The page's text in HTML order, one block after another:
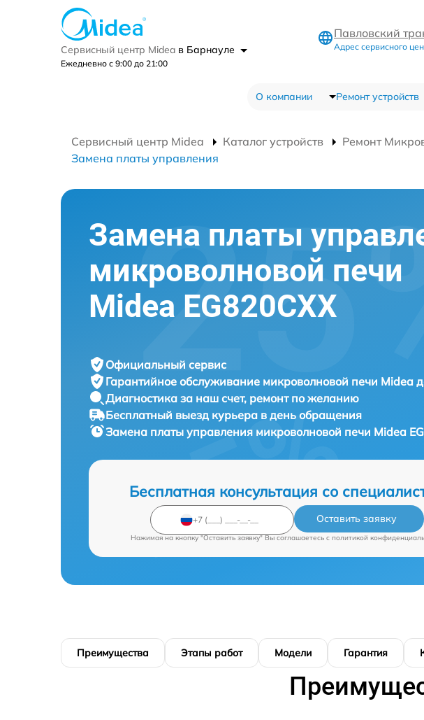
Сервисный центр Midea в Барнауле
Ежедневно с 9:00 до 21:00
Павловский
Адрес сервисного
О компании Ремонт устройств
Сервисный центр Midea Каталог устройств Ремонт
Замена платы управления
Замена платы
микроволновой печи
Midea EG820CXX
Официальный сервис
Гарантийное обслуживание микроволновой печи Midea
Диагностика за наш счет, ремонт по желанию
Бесплатный выезд курьера в день обращения
Замена платы управления микроволновой печи Midea
Бесплатная консультация со
Оставить заявку
Нажимая на кнопку "Оставить заявку" Вы соглашаетесь c политикой
Преимущества Этапы работ Модели Гарантия